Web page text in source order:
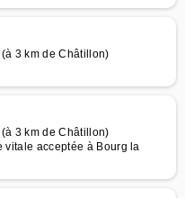
3 km de Châtillon)
3 km de Châtillon)
vitale acceptée à Bourg la